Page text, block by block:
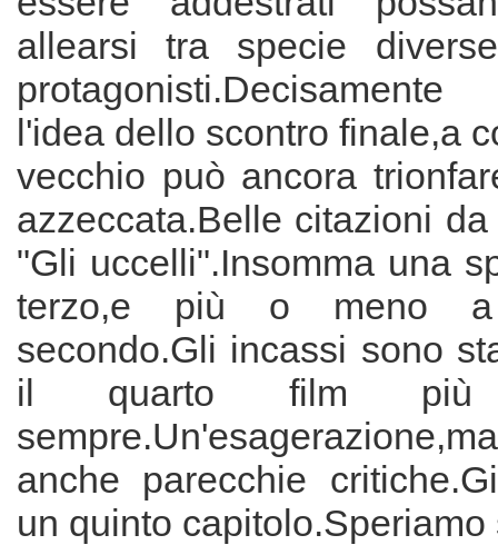
allearsi tra specie
l'idea dello scontro finale,a
vecchio può ancora
azzeccata.Belle citazioni
"Gli uccelli".Insomma una
terzo,e più o meno
secondo.Gli incassi sono
il quarto film
anche parecchie
un quinto